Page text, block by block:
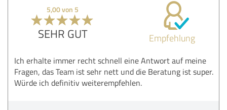
5,00 von 5
SEHR GUT Empfehlung
Ich erhalte immer recht schnell eine Antwort auf meine
Fragen, das Team ist sehr nett und die Beratung ist super.
Würde ich definitiv weiterempfehlen.